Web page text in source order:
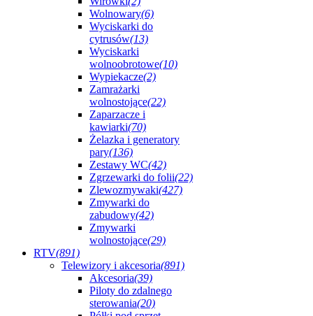
Wolnowary(6)
Wyciskarki do
cytrusów(13)
Wyciskarki
wolnoobrotowe(10)
Wypiekacze(2)
Zamrażarki
wolnostojące(22)
Zaparzacze i
kawiarki(70)
Żelazka i generatory
pary(136)
Zestawy WC(42)
Zgrzewarki do folii(22)
Zlewozmywaki(427)
Zmywarki do
zabudowy(42)
Zmywarki
wolnostojące(29)
RTV(891)
Telewizory i akcesoria(891)
Akcesoria(39)
Piloty do zdalnego
sterowania(20)